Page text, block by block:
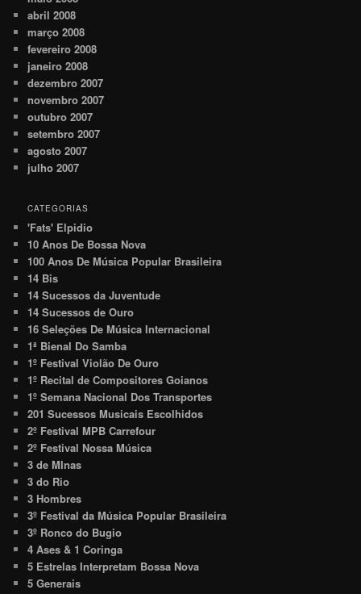
abril 2008
março 2008
fevereiro 2008
janeiro 2008
dezembro 2007
novembro 2007
outubro 2007
setembro 2007
agosto 2007
julho 2007
CATEGORIAS
'Fats' Elpidio
10 Anos De Bossa Nova
100 Anos De Música Popular Brasileira
14 Bis
14 Sucessos da Juventude
14 Sucessos de Ouro
16 Seleções De Música Internacional
1ª Bienal Do Samba
1º Festival Violão De Ouro
1º Recital de Compositores Goianos
1º Semana Nacional Dos Transportes
201 Sucessos Musicais Escolhidos
2º Festival MPB Carrefour
2º Festival Nossa Música
3 de MInas
3 do Rio
3 Hombres
3º Festival da Música Popular Brasileira
3º Ronco do Bugio
4 Ases & 1 Coringa
5 Estrelas Interpretam Bossa Nova
5 Generais